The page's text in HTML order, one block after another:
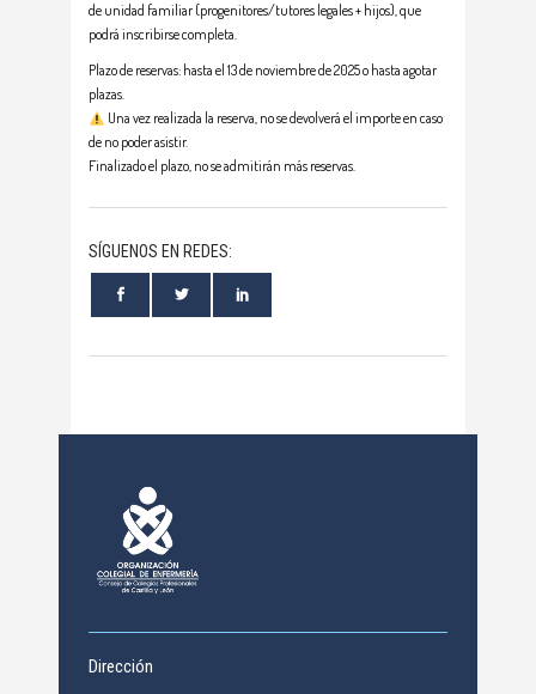
de unidad familiar (progenitores/tutores legales + hijos), que
podrá inscribirse completa.
Plazo de reservas: hasta el 13 de noviembre de 2025 o hasta agotar
plazas.
Una vez realizada la reserva, no se devolverá el importe en caso
de no poder asistir.
Finalizado el plazo, no se admitirán más reservas.
SÍGUENOS EN REDES:
Dirección